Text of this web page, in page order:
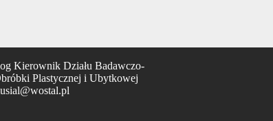
Kierownik Działu Badawczo-
Plastycznej i Ubytkowej